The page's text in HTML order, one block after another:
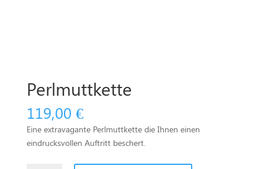
Perlmuttkette
119,00 €
Eine extravagante Perlmuttkette die Ihnen einen
eindrucksvollen Auftritt beschert.